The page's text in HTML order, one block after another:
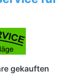
gekauften